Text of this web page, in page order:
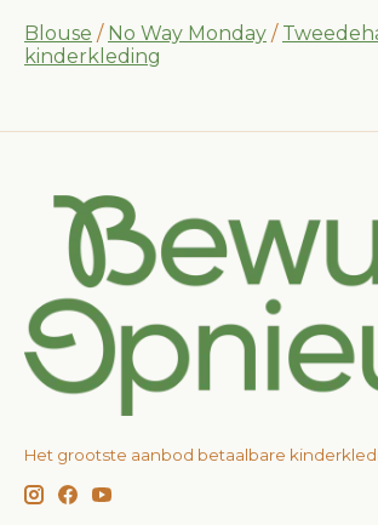
Blouse / No Way Monday /
kinderkleding
Het grootste aanbod betaalbare